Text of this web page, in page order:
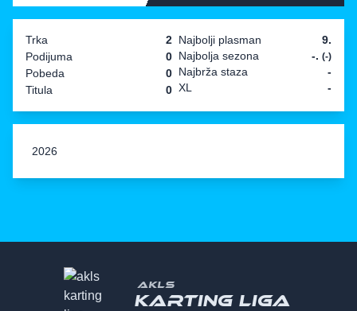
Trka
2
Podijuma
0
Pobeda
0
Titula
0
Najbolji plasman
9.
Najbolja sezona
-. (-)
Najbrža staza
-
XL
-
2026
AKLS
Karting liga